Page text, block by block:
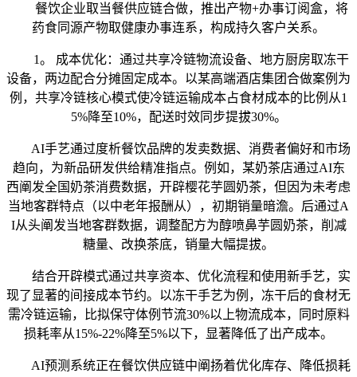
餐饮企业取当餐供应链合做，推出产物+办事订阅盒，将
药食同源产物取健康办事连系，构成持久客户关系。
1。 成本优化：通过共享冷链物流设备、地方厨房取冻干
设备，两边配合分摊固定成本。以某高端酒店集团合做案例为
例，共享冷链核心模式使冷链运输成本占食材成本的比例从1
5%降至10%，配送时效同步提拔30%。
AI手艺通过度析餐饮品牌的发卖数据、消费者偏好和市场
趋向，为新品研发供给精准指点。例如，某奶茶店通过AI东
西阐发全国奶茶消费数据，开辟樱花芋圆奶茶，但因为未考虑
当地客群特点（以中老年报酬从），初期销量暗澹。后通过A
I从头阐发当地客群数据，调整配方为醇喷鼻芋圆奶茶，削减
糖量、改换茶底，销量大幅提拔。
结合开辟模式通过共享资本、优化流程和使用新手艺，实
现了显著的间接成本节约。以冻干手艺为例，冻干后的食材无
需冷链运输，比拟保守体例节流30%以上物流成本，同时原料
损耗率从15%-22%降至5%以下，显著降低了出产成本。
AI预测系统正在餐饮供应链中阐扬着优化库存、降低损耗